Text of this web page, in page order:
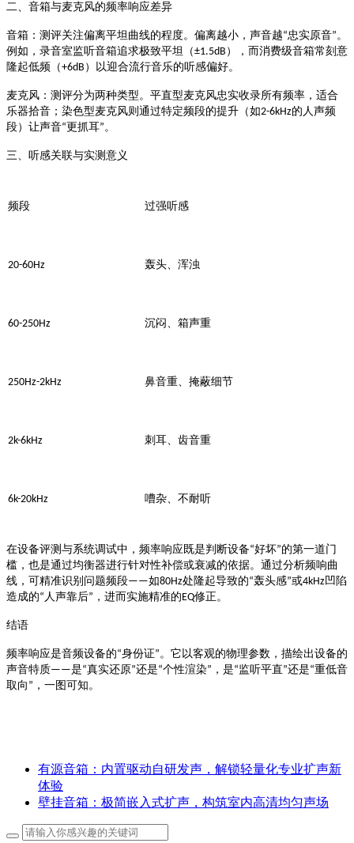
二、音箱与麦克风的频率响应差异
音箱 ：测评关注偏离平坦曲线的程度。偏离越小，声音越“忠实原音” 。
例如，录音室监听音箱追求极致平坦（±1.5dB ），而消费级音箱常刻意
隆起低频（+6dB ）以迎合流行音乐的听感偏好。
麦克风 ：测评分为两种类型。平直型麦克风忠实收录所有频率，适合
乐器拾音；染色型麦克风则通过特定频段的提升（如2-6kHz的人声频
段）让声音“更抓耳” 。
三、听感关联与实测意义
频段 过强听感
20-60Hz 轰头、浑浊
60-250Hz 沉闷、箱声重
250Hz-2kHz 鼻音重、掩蔽细节
2k-6kHz 刺耳、齿音重
6k-20kHz 嘈杂、不耐听
在设备评测与系统调试中，频率响应既是判断设备“好坏”的第一道门
槛，也是通过均衡器进行针对性补偿或衰减的依据。通过分析频响曲
线，可精准识别问题频段——如80Hz处隆起导致的“轰头感”或4kHz凹陷
造成的“ 人声靠后” ，进而实施精准的EQ修正。
结语
频率响应是音频设备的“身份证” 。它以客观的物理参数，描绘出设备的
声音特质——是“真实还原”还是“个性渲染” ，是“监听平直”还是“重低音
取向 ” ，一图可知。
有源音箱：内置驱动自研发声，解锁轻量化专业扩声新
体验
壁挂音箱：极简嵌入式扩声，构筑室内高清均匀声场